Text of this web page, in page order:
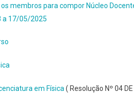
membros para compor Núcleo
a 17/05/2025
em Física ( Resolução Nº 04